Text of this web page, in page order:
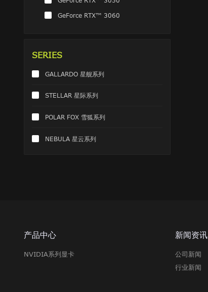
GeForce RTX™ 3060
SERIES
GALLARDO 星舰系列
STELLAR 星际系列
POLAR FOX 雪狐系列
NEBULA 星云系列
产品中心
NVIDIA系列显卡
新闻资讯
公司新闻
行业新闻